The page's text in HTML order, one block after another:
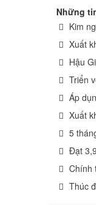
Những
Kim
Xuất
Hậu
Triển
Áp
Xuất
5
Đạt
Chính
Thúc